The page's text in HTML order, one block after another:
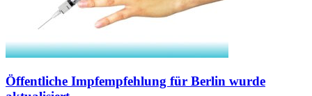
Öffentliche Impfempfehlung für Berlin wurde